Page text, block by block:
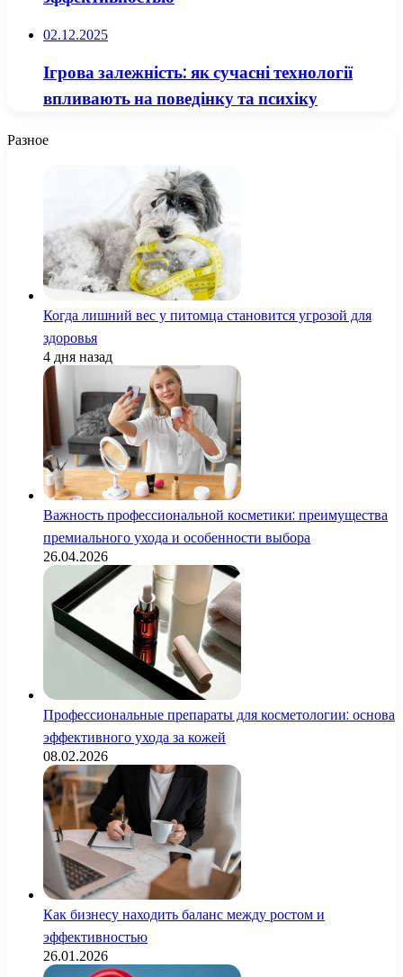
02.12.2025
Ігрова залежність: як сучасні технології
впливають на поведінку та психіку
Разное
Когда лишний вес у питомца становится угрозой для
здоровья
4 дня назад
Важность профессиональной косметики: преимущества
премиального ухода и особенности выбора
26.04.2026
Профессиональные препараты для косметологии: основа
эффективного ухода за кожей
08.02.2026
Как бизнесу находить баланс между ростом и
эффективностью
26.01.2026